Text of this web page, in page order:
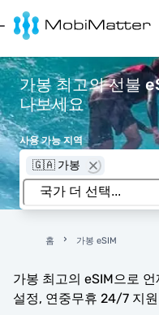
가봉 최고의 선불
나보세요
사용 가능 지역
🇬🇦 가봉
홈 가봉 eSIM
가봉 최고의 eSIM으로
설정, 연중무휴 24/7 지원